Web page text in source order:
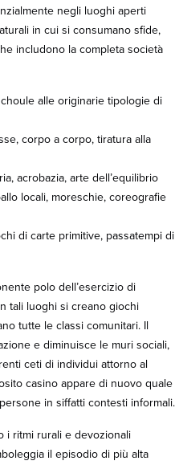
negli luoghi aperti
in cui si consumano sfide,
includono la completa società
alle originarie tipologie di
corpo a corpo, tiratura alla
acrobazia, arte dell’equilibrio
locali, moreschie, coreografie
di carte primitive, passatempi di
polo dell’esercizio di
tali luoghi si creano giochi
tutte le classi comunitari. Il
e diminuisce le muri sociali,
ceti di individui attorno al
casino appare di nuovo quale
in siffatti contesti informali.
i ritmi rurali e devozionali
il episodio di più alta